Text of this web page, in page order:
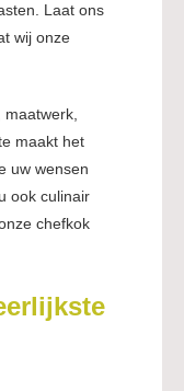
Laat ons
wij onze
maakt het
uw wensen
ook culinair
chefkok